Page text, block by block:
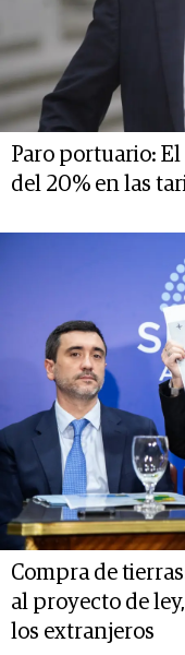
Paro portuario:
del 20% en las
Compra de
al proyecto de
los extranjeros